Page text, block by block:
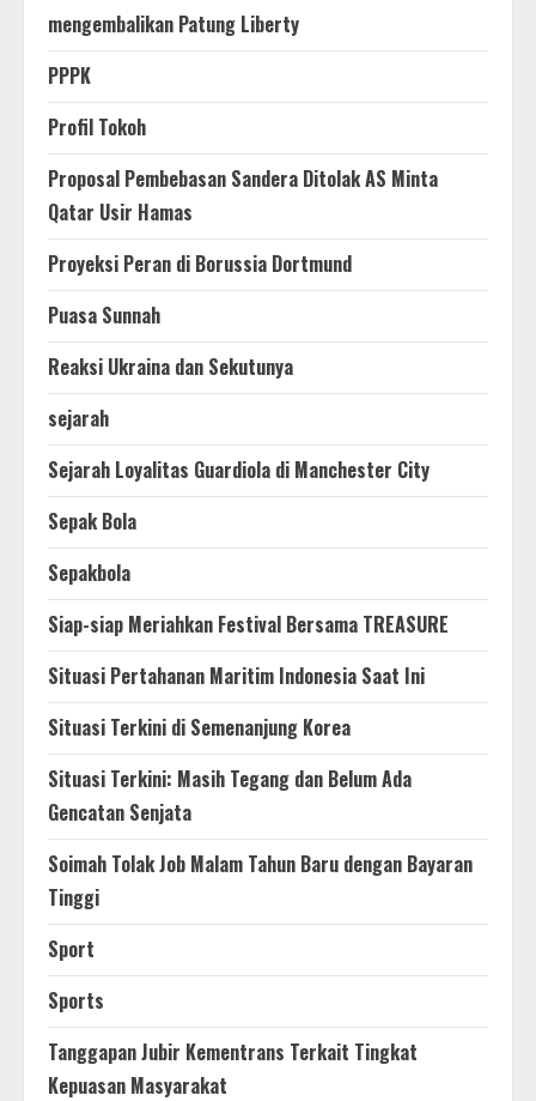
mengembalikan Patung Liberty
PPPK
Profil Tokoh
Proposal Pembebasan Sandera Ditolak AS Minta
Qatar Usir Hamas
Proyeksi Peran di Borussia Dortmund
Puasa Sunnah
Reaksi Ukraina dan Sekutunya
sejarah
Sejarah Loyalitas Guardiola di Manchester City
Sepak Bola
Sepakbola
Siap-siap Meriahkan Festival Bersama TREASURE
Situasi Pertahanan Maritim Indonesia Saat Ini
Situasi Terkini di Semenanjung Korea
Situasi Terkini: Masih Tegang dan Belum Ada
Gencatan Senjata
Soimah Tolak Job Malam Tahun Baru dengan Bayaran
Tinggi
Sport
Sports
Tanggapan Jubir Kementrans Terkait Tingkat
Kepuasan Masyarakat